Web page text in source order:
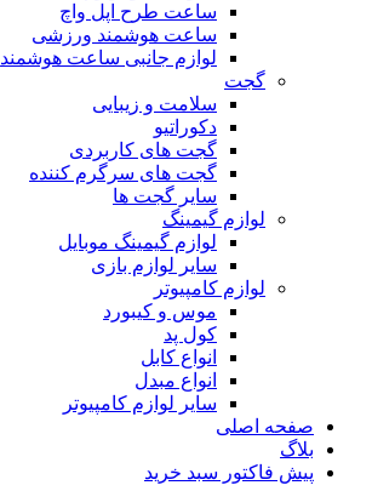
ساعت طرح اپل واچ
ساعت هوشمند ورزشی
لوازم جانبی ساعت هوشمند
گجت
سلامت و زیبایی
دکوراتیو
گجت های کاربردی
گجت های سرگرم کننده
سایر گجت ها
لوازم گیمینگ
لوازم گیمینگ موبایل
سایر لوازم بازی
لوازم کامپیوتر
موس و کیبورد
کول پد
انواع کابل
انواع مبدل
سایر لوازم کامپیوتر
صفحه اصلی
بلاگ
پیش فاکتور سبد خرید